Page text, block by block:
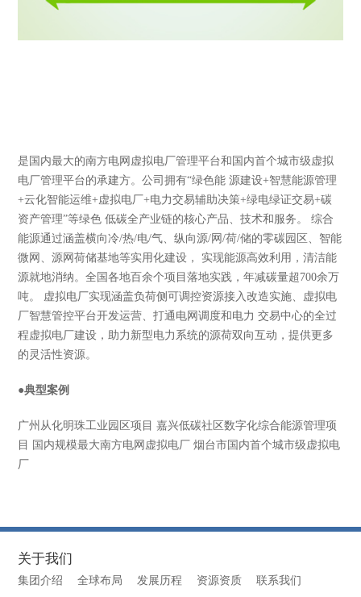
是国内最大的南方电网虚拟电厂管理平台和国内首个城市级虚拟
电厂管理平台的承建方。公司拥有“绿色能 源建设+智慧能源管理
+云化智能运维+虚拟电厂+电力交易辅助决策+绿电绿证交易+碳
资产管理”等绿色 低碳全产业链的核心产品、技术和服务。 综合
能源通过涵盖横向冷/热/电/气、纵向源/网/荷/储的零碳园区、智能
微网、源网荷储基地等实用化建设， 实现能源高效利用，清洁能
源就地消纳。全国各地百余个项目落地实践，年减碳量超700余万
吨。 虚拟电厂实现涵盖负荷侧可调控资源接入改造实施、虚拟电
厂智慧管控平台开发运营、打通电网调度和电力 交易中心的全过
程虚拟电厂建设，助力新型电力系统的源荷双向互动，提供更多
的灵活性资源。
●典型案例
广州从化明珠工业园区项目 嘉兴低碳社区数字化综合能源管理项
目 国内规模最大南方电网虚拟电厂 烟台市国内首个城市级虚拟电
厂
关于我们
集团介绍 全球布局 发展历程 资源资质 联系我们